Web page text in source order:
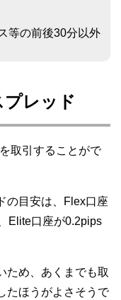
等の前後30分以外
レッド
取引することがで
の目安は、Flex口座
Elite口座が0.2pips
ため、あくまでも取
たほうがよさそうで